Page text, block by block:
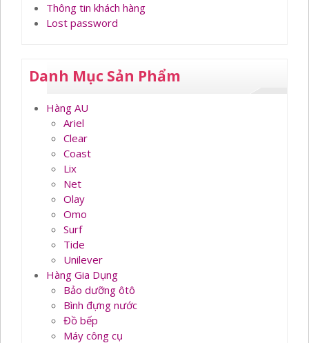
Thông tin khách hàng
Lost password
Danh Mục Sản Phẩm
Hàng AU
Ariel
Clear
Coast
Lix
Net
Olay
Omo
Surf
Tide
Unilever
Hàng Gia Dụng
Bảo dưỡng ôtô
Bình đựng nước
Đồ bếp
Máy công cụ